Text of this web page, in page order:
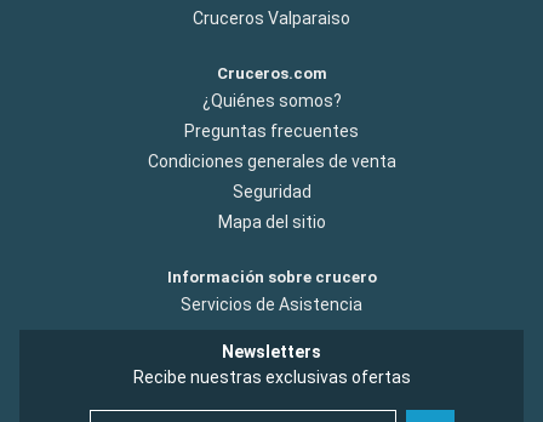
Cruceros Valparaiso
Cruceros.com
¿Quiénes somos?
Preguntas frecuentes
Condiciones generales de venta
Seguridad
Mapa del sitio
Información sobre crucero
Servicios de Asistencia
Newsletters
Recibe nuestras exclusivas ofertas